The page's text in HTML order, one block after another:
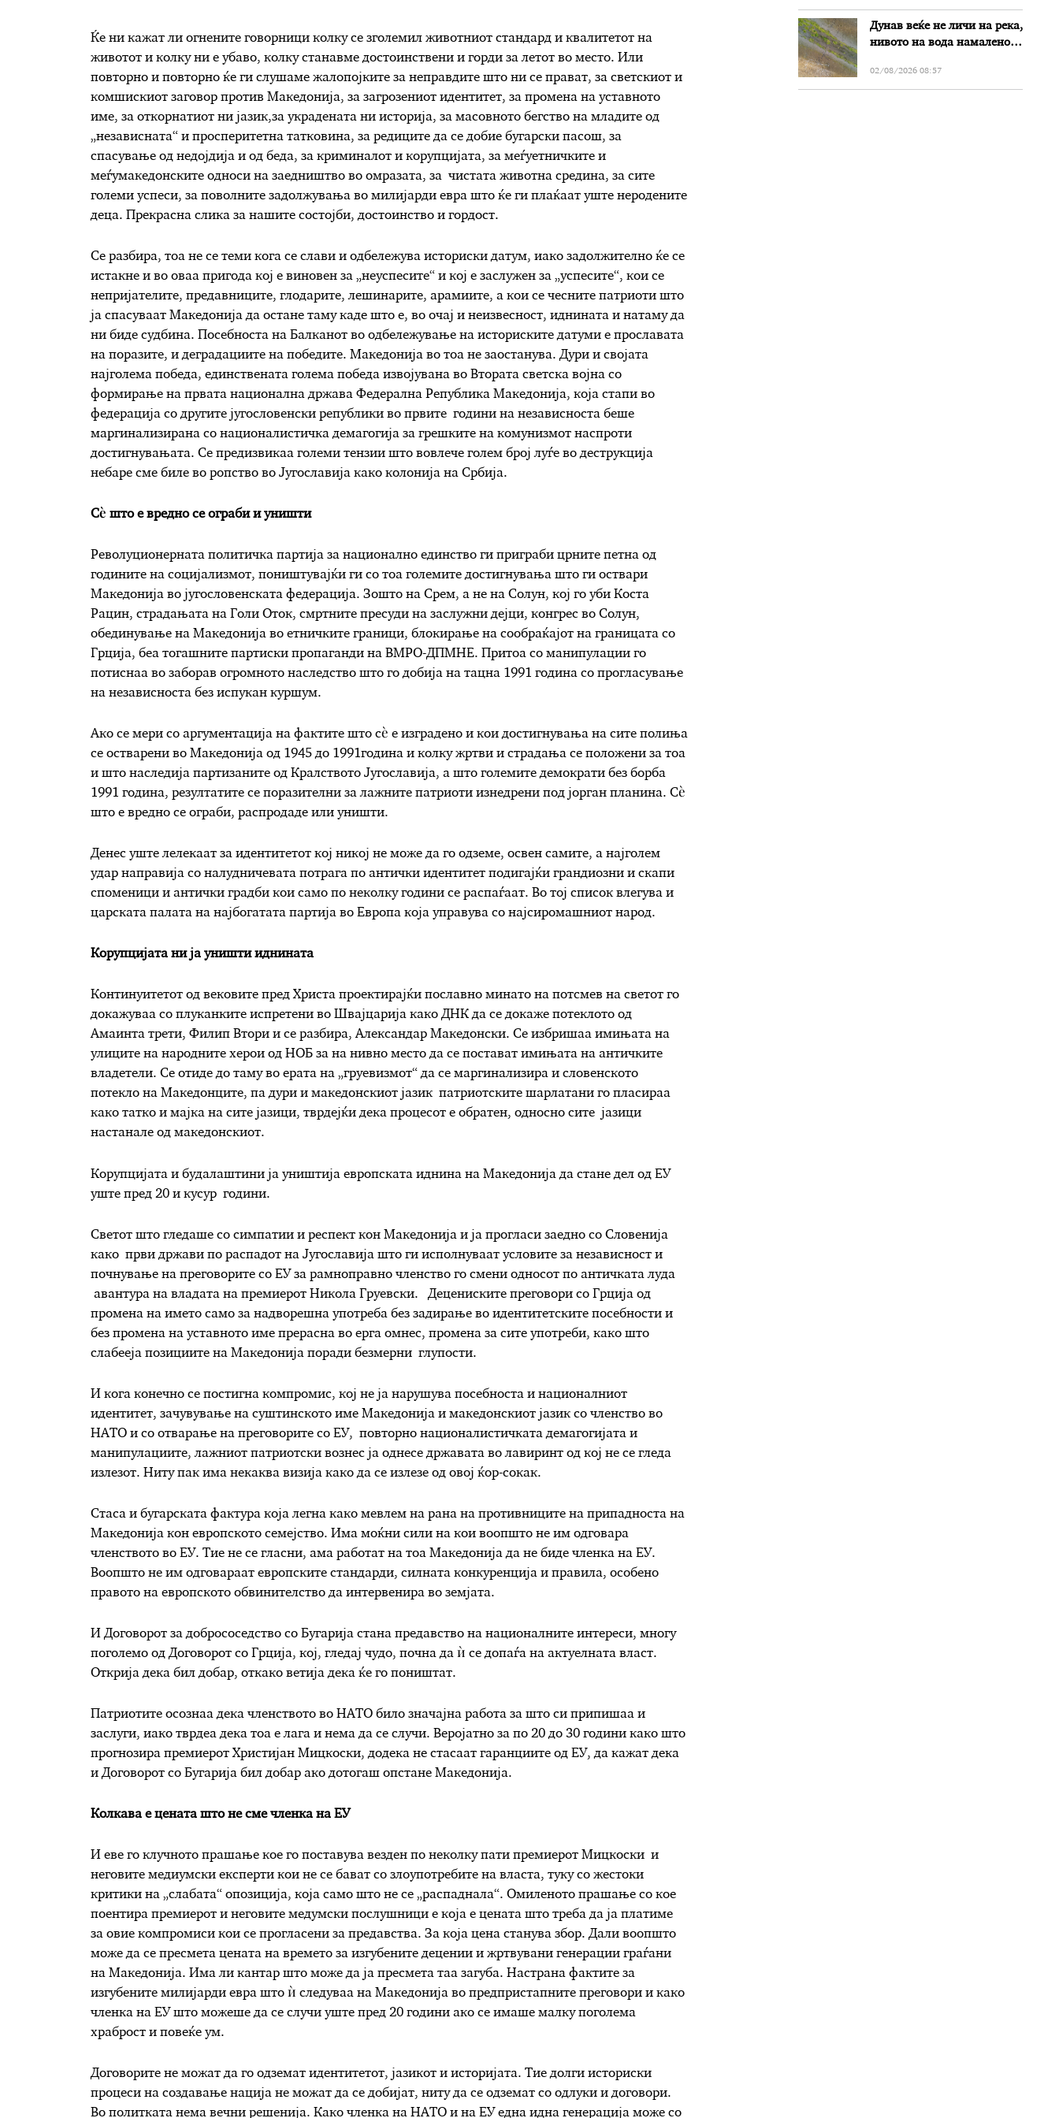
Ќе ни кажат ли огнените говорници колку се зголемил животниот стандард и квалитетот на
животот и колку ни е убаво, колку станавме достоинствени и горди за летот во место. Или
повторно и повторно ќе ги слушаме жалопојките за неправдите што ни се прават, за светскиот и
комшискиот заговор против Македонија, за загрозениот идентитет, за промена на уставното
име, за откорнатиот ни јазик,за украдената ни историја, за масовното бегство на младите од
„независната“ и просперитетна татковина, за редиците да се добие бугарски пасош, за
спасување од недојдија и од беда, за криминалот и корупцијата, за меѓуетничките и
меѓумакедонските односи на заедништво во омразата, за чистата животна средина, за сите
големи успеси, за поволните задолжувања во милијарди евра што ќе ги плаќаат уште неродените
деца. Прекрасна слика за нашите состојби, достоинство и гордост.
Се разбира, тоа не се теми кога се слави и одбележува историски датум, иако задолжително ќе се
истакне и во оваа пригода кој е виновен за „неуспесите“ и кој е заслужен за „успесите“, кои се
непријателите, предавниците, глодарите, лешинарите, арамиите, а кои се чесните патриоти што
ја спасуваат Македонија да остане таму каде што е, во очај и неизвесност, иднината и натаму да
ни биде судбина. Посебноста на Балканот во одбележување на историските датуми е прославата
на поразите, и деградациите на победите. Македонија во тоа не заостанува. Дури и својата
најголема победа, единствената голема победа извојувана во Втората светска војна со
формирање на првата национална држава Федерална Република Македонија, која стапи во
федерација со другите југословенски републики во првите години на независноста беше
маргинализирана со националистичка демагогија за грешките на комунизмот наспроти
достигнувањата. Се предизвикаа големи тензии што вовлече голем број луѓе во деструкција
небаре сме биле во ропство во Југославија како колонија на Србија.
Сѐ што е вредно се ограби и уништи
Револуционерната политичка партија за национално единство ги приграби црните петна од
годините на социјализмот, поништувајќи ги со тоа големите достигнувања што ги оствари
Македонија во југословенската федерација. Зошто на Срем, а не на Солун, кој го уби Коста
Рацин, страдањата на Голи Оток, смртните пресуди на заслужни дејци, конгрес во Солун,
обединување на Македонија во етничките граници, блокирање на сообраќајот на границата со
Грција, беа тогашните партиски пропаганди на ВМРО-ДПМНЕ. Притоа со манипулации го
потиснаа во заборав огромното наследство што го добија на тацна 1991 година со прогласување
на независноста без испукан куршум.
Ако се мери со аргументација на фактите што сѐ е изградено и кои достигнувања на сите полиња
се остварени во Македонија од 1945 до 1991година и колку жртви и страдања се положени за тоа
и што наследија партизаните од Кралството Југославија, а што големите демократи без борба
1991 година, резултатите се поразителни за лажните патриоти изнедрени под јорган планина. Сѐ
што е вредно се ограби, распродаде или уништи.
Денес уште лелекаат за идентитетот кој никој не може да го одземе, освен самите, а најголем
удар направија со налудничевата потрага по антички идентитет подигајќи грандиозни и скапи
споменици и антички градби кои само по неколку години се распаѓаат. Во тој список влегува и
царската палата на најбогатата партија во Европа која управува со најсиромашниот народ.
Корупцијата ни ја уништи иднината
Континуитетот од вековите пред Христа проектирајќи пославно минато на потсмев на светот го
докажуваа со плуканките испретени во Швајцарија како ДНК да се докаже потеклото од
Амаинта трети, Филип Втори и се разбира, Александар Македонски. Се избришаа имињата на
улиците на народните херои од НОБ за на нивно место да се постават имињата на античките
владетели. Се отиде до таму во ерата на „груевизмот“ да се маргинализира и словенското
потекло на Македонците, па дури и македонскиот јазик патриотските шарлатани го пласираа
како татко и мајка на сите јазици, тврдејќи дека процесот е обратен, односно сите јазици
настанале од македонскиот.
Корупцијата и будалаштини ја уништија европската иднина на Македонија да стане дел од ЕУ
уште пред 20 и кусур години.
Светот што гледаше со симпатии и респект кон Македонија и ја прогласи заедно со Словенија
како први држави по распадот на Југославија што ги исполнуваат условите за независност и
почнување на преговорите со ЕУ за рамноправно членство го смени односот по античката луда
авантура на владата на премиерот Никола Груевски. Децениските преговори со Грција од
промена на името само за надворешна употреба без задирање во идентитетските посебности и
без промена на уставното име прерасна во ерга омнес, промена за сите употреби, како што
слабееја позициите на Македонија поради безмерни глупости.
И кога конечно се постигна компромис, кој не ја нарушува посебноста и националниот
идентитет, зачувување на суштинското име Македонија и македонскиот јазик со членство во
НАТО и со отварање на преговорите со ЕУ, повторно националистичката демагогијата и
манипулациите, лажниот патриотски вознес ја однесе државата во лавиринт од кој не се гледа
излезот. Ниту пак има некаква визија како да се излезе од овој ќор-сокак.
Стаса и бугарската фактура која легна како мевлем на рана на противниците на припадноста на
Македонија кон европското семејство. Има моќни сили на кои воопшто не им одговара
членството во ЕУ. Тие не се гласни, ама работат на тоа Македонија да не биде членка на ЕУ.
Воопшто не им одговараат европските стандарди, силната конкуренција и правила, особено
правото на европското обвинителство да интервенира во земјата.
И Договорот за добрососедство со Бугарија стана предавство на националните интереси, многу
поголемо од Договорот со Грција, кој, гледај чудо, почна да ѝ се допаѓа на актуелната власт.
Открија дека бил добар, откако ветија дека ќе го поништат.
Патриотите осознаа дека членството во НАТО било значајна работа за што си припишаа и
заслуги, иако тврдеа дека тоа е лага и нема да се случи. Веројатно за по 20 до 30 години како што
прогнозира премиерот Христијан Мицкоски, додека не стасаат гаранциите од ЕУ, да кажат дека
и Договорот со Бугарија бил добар ако дотогаш опстане Македонија.
Колкава е цената што не сме членка на ЕУ
И еве го клучното прашање кое го поставува везден по неколку пати премиерот Мицкоски и
неговите медиумски експерти кои не се бават со злоупотребите на власта, туку со жестоки
критики на „слабата“ опозиција, која само што не се „распаднала“. Омиленото прашање со кое
поентира премиерот и неговите медумски послушници е која е цената што треба да ја платиме
за овие компромиси кои се прогласени за предавства. За која цена станува збор. Дали воопшто
може да се пресмета цената на времето за изгубените децении и жртвувани генерации граѓани
на Македонија. Има ли кантар што може да ја пресмета таа загуба. Настрана фактите за
изгубените милијарди евра што ѝ следуваа на Македонија во предпристапните преговори и како
членка на ЕУ што можеше да се случи уште пред 20 години ако се имаше малку поголема
храброст и повеќе ум.
Договорите не можат да го одземат идентитетот, јазикот и историјата. Тие долги историски
процеси на создавање нација не можат да се добијат, ниту да се одземат со одлуки и договори.
Во политката нема вечни решенија. Како членка на НАТО и на ЕУ една идна генерација може со
Дунав веќе не личи на река,
нивото на вода намалено
Бугарија
02/08/2026 08:57